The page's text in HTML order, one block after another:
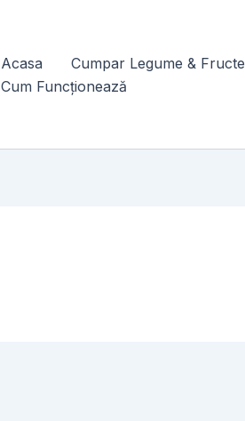
Acasa Cumpar Legume & Fructe
Cum Funcționează